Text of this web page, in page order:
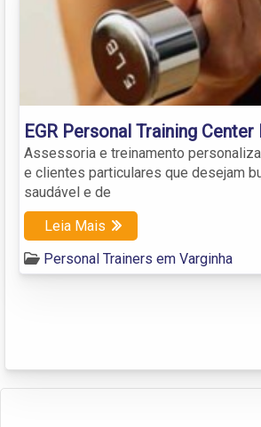
EGR Personal Training Center
Assessoria e treinamento
e clientes particulares que desejam
saudável e de
Leia Mais
Personal Trainers em Varginha